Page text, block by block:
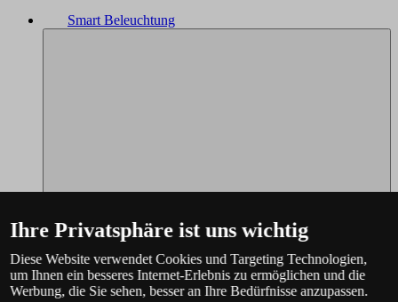
Smart Beleuchtung
Ihre Privatsphäre ist uns wichtig
Diese Website verwendet Cookies und Targeting Technologien,
um Ihnen ein besseres Internet-Erlebnis zu ermöglichen und die
Werbung, die Sie sehen, besser an Ihre Bedürfnisse anzupassen.